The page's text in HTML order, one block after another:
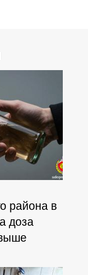
района в
доза